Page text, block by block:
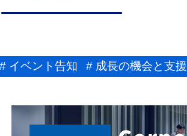
# イベント告知 # 成長の機会と支援